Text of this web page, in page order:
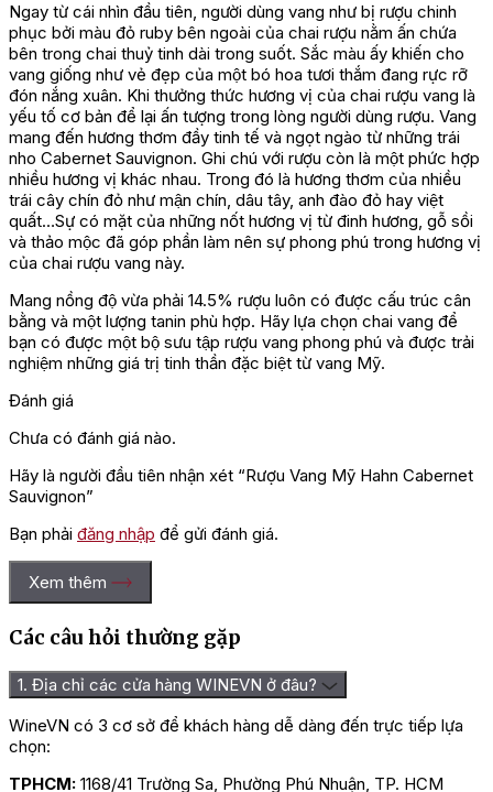
Ngay từ cái nhìn đầu tiên, người dùng vang như bị rượu chinh
phục bởi màu đỏ ruby bên ngoài của chai rượu nằm ấn chứa
bên trong chai thuỷ tinh dài trong suốt. Sắc màu ấy khiến cho
vang giống như vẻ đẹp của một bó hoa tươi thắm đang rực rỡ
đón nắng xuân. Khi thưởng thức hương vị của chai rượu vang là
yếu tố cơ bản để lại ấn tượng trong lòng người dùng rượu. Vang
mang đến hương thơm đầy tinh tế và ngọt ngào từ những trái
nho Cabernet Sauvignon. Ghi chú với rượu còn là một phức hợp
nhiều hương vị khác nhau. Trong đó là hương thơm của nhiều
trái cây chín đỏ như mận chín, dâu tây, anh đào đỏ hay việt
quất…Sự có mặt của những nốt hương vị từ đinh hương, gỗ sồi
và thảo mộc đã góp phần làm nên sự phong phú trong hương vị
của chai rượu vang này.
Mang nồng độ vừa phải 14.5% rượu luôn có được cấu trúc cân
bằng và một lượng tanin phù hợp. Hãy lựa chọn chai vang để
bạn có được một bộ sưu tập rượu vang phong phú và được trải
nghiệm những giá trị tinh thần đặc biệt từ vang Mỹ.
Đánh giá
Chưa có đánh giá nào.
Hãy là người đầu tiên nhận xét “Rượu Vang Mỹ Hahn Cabernet
Sauvignon”
Bạn phải đăng nhập để gửi đánh giá.
Xem thêm
Các câu hỏi thường gặp
1. Địa chỉ các cửa hàng WINEVN ở đâu?
WineVN có 3 cơ sở để khách hàng dễ dàng đến trực tiếp lựa
chọn:
TPHCM: 1168/41 Trường Sa, Phường Phú Nhuận, TP. HCM